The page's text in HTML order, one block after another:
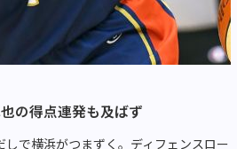
の得点連発も及ばず
しで横浜がつまずく。ディフェンスロー